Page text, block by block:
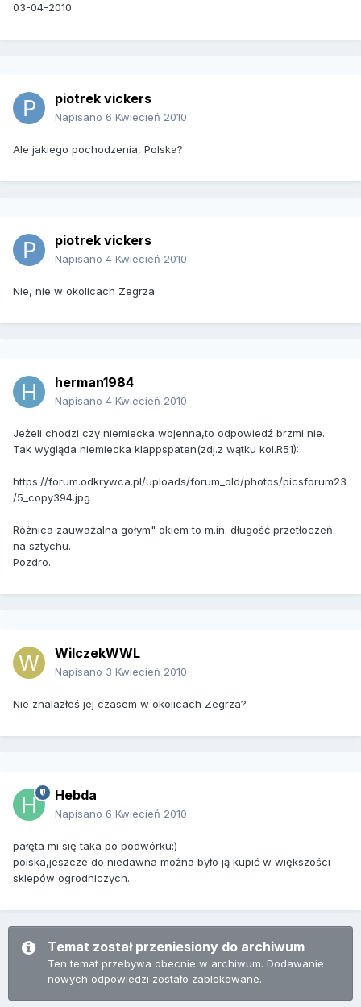
03-04-2010
piotrek vickers
Napisano 6 Kwiecień 2010
Ale jakiego pochodzenia, Polska?
piotrek vickers
Napisano 4 Kwiecień 2010
Nie, nie w okolicach Zegrza
herman1984
Napisano 4 Kwiecień 2010
Jeżeli chodzi czy niemiecka wojenna,to odpowiedź brzmi nie.
Tak wygląda niemiecka klappspaten(zdj.z wątku kol.R51):
https://forum.odkrywca.pl/uploads/forum_old/photos/picsforum23
/5_copy394.jpg
Różnica zauważalna gołym" okiem to m.in. długość przetłoczeń
na sztychu.
Pozdro.
WilczekWWL
Napisano 3 Kwiecień 2010
Nie znalazłeś jej czasem w okolicach Zegrza?
Hebda
Napisano 6 Kwiecień 2010
pałęta mi się taka po podwórku:)
polska,jeszcze do niedawna można było ją kupić w większości
sklepów ogrodniczych.
Temat został przeniesiony do archiwum
Ten temat przebywa obecnie w archiwum. Dodawanie
nowych odpowiedzi zostało zablokowane.